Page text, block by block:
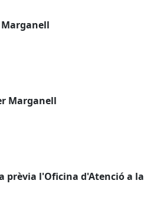
Marganell
prèvia l'Oficina d'Atenció a la